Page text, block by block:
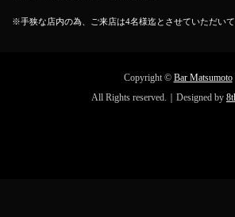
※手狭な店内の為、ご来店は4名様迄とさせていただいて
Copyright © Bar Matsumoto
All Rights reserved.｜Designed by